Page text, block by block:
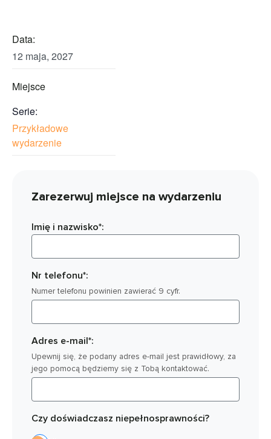
Data:
12 maja, 2027
Miejsce
Serie:
Przykładowe
wydarzenie
Zarezerwuj miejsce na wydarzeniu
Imię i nazwisko*:
Nr telefonu*:
Numer telefonu powinien zawierać 9 cyfr.
Adres e-mail*:
Upewnij się, że podany adres e-mail jest prawidłowy, za
jego pomocą będziemy się z Tobą kontaktować.
Czy doświadczasz niepełnosprawności?